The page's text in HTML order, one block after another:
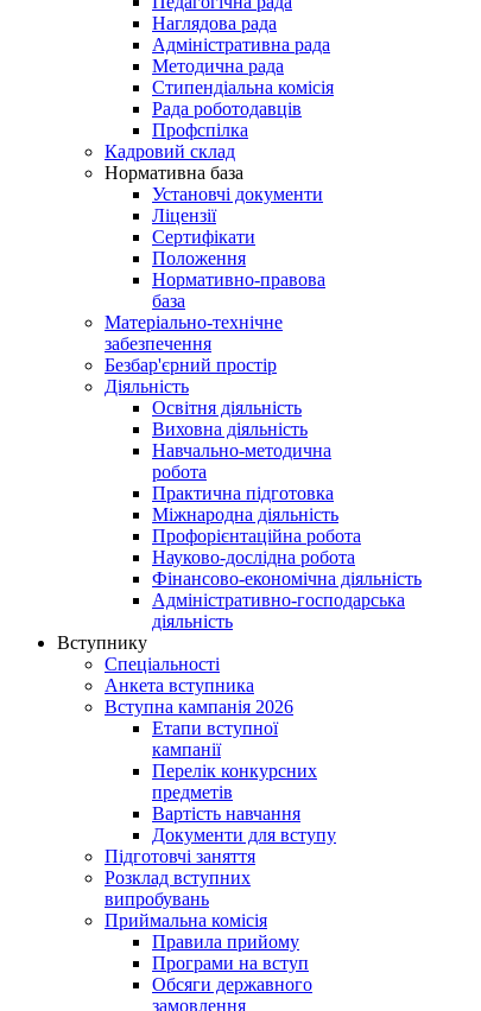
Наглядова рада
Адміністративна рада
Методична рада
Стипендіальна комісія
Рада роботодавців
Профспілка
Кадровий склад
Нормативна база
Установчі документи
Ліцензії
Сертифікати
Положення
Нормативно-правова
база
Матеріально-технічне
забезпечення
Безбар'єрний простір
Діяльність
Освітня діяльність
Виховна діяльність
Навчально-методична
робота
Практична підготовка
Міжнародна діяльність
Профорієнтаційна робота
Науково-дослідна робота
Фінансово-економічна діяльність
Адміністративно-господарська
діяльність
Вступнику
Спеціальності
Анкета вступника
Вступна кампанія 2026
Етапи вступної
кампанії
Перелік конкурсних
предметів
Вартість навчання
Документи для вступу
Підготовчі заняття
Розклад вступних
випробувань
Приймальна комісія
Правила прийому
Програми на вступ
Обсяги державного
замовлення